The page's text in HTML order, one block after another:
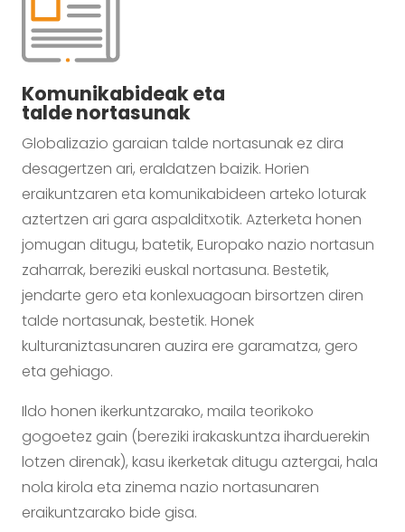
Komunikabideak eta
talde nortasunak
Globalizazio garaian talde nortasunak ez dira
desagertzen ari, eraldatzen baizik. Horien
eraikuntzaren eta komunikabideen arteko loturak
aztertzen ari gara aspalditxotik. Azterketa honen
jomugan ditugu, batetik, Europako nazio nortasun
zaharrak, bereziki euskal nortasuna. Bestetik,
jendarte gero eta konlexuagoan birsortzen diren
talde nortasunak, bestetik. Honek
kulturaniztasunaren auzira ere garamatza, gero
eta gehiago.
Ildo honen ikerkuntzarako, maila teorikoko
gogoetez gain (bereziki irakaskuntza iharduerekin
lotzen direnak), kasu ikerketak ditugu aztergai, hala
nola kirola eta zinema nazio nortasunaren
eraikuntzarako bide gisa.